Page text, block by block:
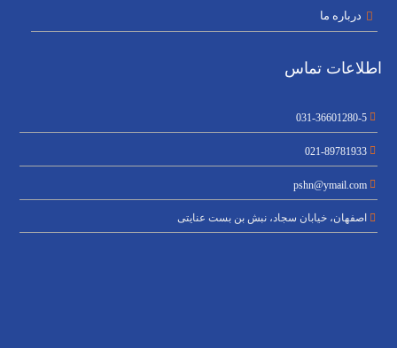
درباره ما
اطلاعات تماس
031-36601280-5
021-89781933
pshn@ymail.com
اصفهان، خیابان سجاد، نبش بن بست عنایتی